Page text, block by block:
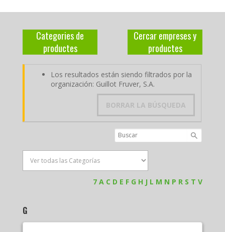
Categories de
productes
Cercar empreses y
productes
Los resultados están siendo filtrados por la
organización: Guillot Fruver, S.A.
BORRAR LA BÚSQUEDA
7 A C D E F G H J L M N P R S T V
G